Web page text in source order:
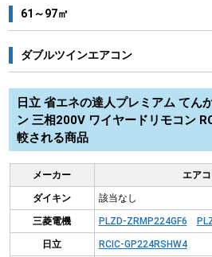
61～97㎡
ダブルツインエアコン
日立 省エネの達人プレミアム てん
ン 三相200V ワイヤードリモコン
較される商品
メーカー エア
ダイキン 該当なし
三菱電機 PLZD-ZRMP224GF6
日立 RCIC-GP224RSHW4